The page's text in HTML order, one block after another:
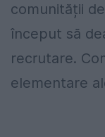
comunității
început să
recrutare.
elementare